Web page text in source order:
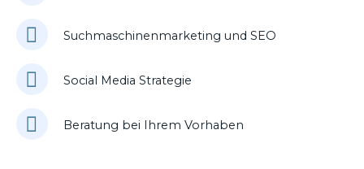
Suchmaschinenmarketing und SEO
Social Media Strategie
Beratung bei Ihrem Vorhaben